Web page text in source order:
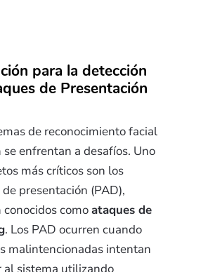
para la detección
de Presentación
de reconocimiento facial
enfrentan a desafíos. Uno
más críticos son los
presentación (PAD),
comoataques de
. Los PAD ocurren cuando
malintencionadas intentan